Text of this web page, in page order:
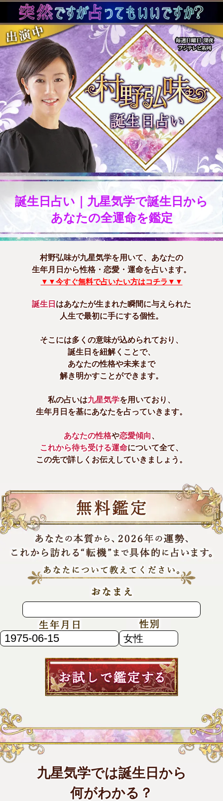
誕生日占い｜九星気学で誕生日から
あなたの全運命を鑑定
村野弘味が九星気学を用いて、あなたの
生年月日から性格・恋愛・運命を占います。
▼▼今すぐ無料で占いたい方はコチラ▼▼
誕生日 はあなたが生まれた瞬間に与えられた
人生で最初に手にする個性。
そこには多くの意味が込められており、
誕生日を紐解くことで、
あなたの性格や未来まで
解き明かすことができます。
私の占いは九星気学を用いており、
生年月日を基にあなたを占っていきます。
あなたの性格や恋愛傾向、
これから待ち受ける運命について全て、
この先で詳しくお伝えしていきましょう。
九星気学では誕生日から
何がわかる？